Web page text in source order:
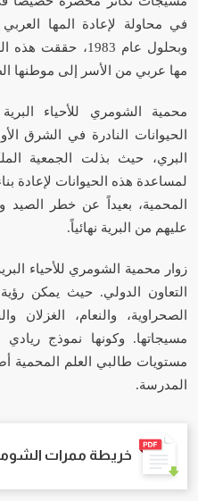
في محاولة لإعادة المها
مها عربي من الأسر إلى موطنها
محمية الشومري للأحياء
الحيوانات النادرة في الشرق
البري، حيث بذلت الجمعية
لمساعدة هذه الحيوانات لإعادة
المحمية، بعيداً عن خطر الصيد
عليهم من البرية نهائياً.
زوار محمية الشومري للأحياء
التعاون الدولي. حيث يمكن
الصحراوية، والنعام،
مسيجاتها. وكونها نموذج ريادي
مستويات طالبي العلم
المدرسة.